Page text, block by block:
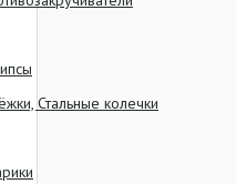
Стальные колечки